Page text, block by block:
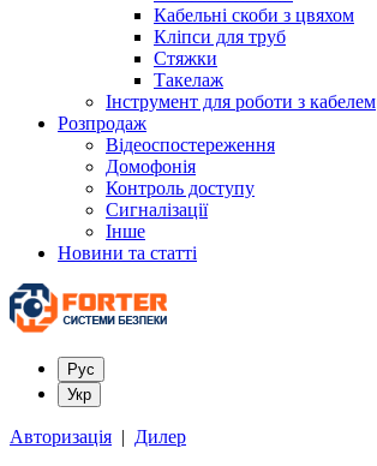
Кабельні скоби з цвяхом
Кліпси для труб
Стяжки
Такелаж
Інструмент для роботи з кабелем
Розпродаж
Відеоспостереження
Домофонія
Контроль доступу
Сигналізації
Інше
Новини та статті
Рус
Укр
Авторизація | Дилер